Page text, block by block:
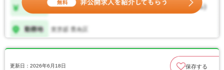
更新日：2026年6月18日 保存する